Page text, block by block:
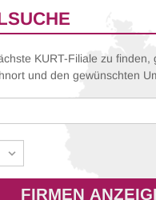
KURT-Filiale zu finden,
und den gewünschten